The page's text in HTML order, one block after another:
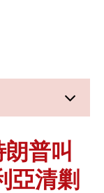
普叫
亞清剿